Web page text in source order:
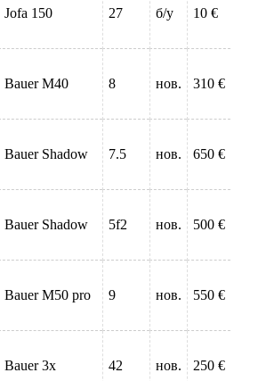
Jofa 150 27 б/у 10 €
Bauer M40 8 нов. 310 €
Bauer Shadow 7.5 нов. 650 €
Bauer Shadow 5f2 нов. 500 €
Bauer M50 pro 9 нов. 550 €
Bauer 3x 42 нов. 250 €